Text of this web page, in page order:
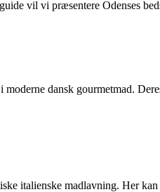
vil vi præsentere Odenses
dansk gourmetmad.
italienske madlavning. Her